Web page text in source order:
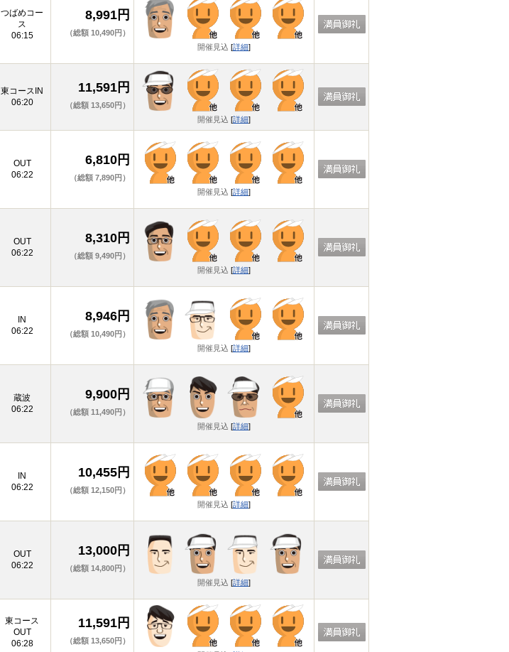
つばめコー
ス
06:15
8,991円
（総額 10,490円）
開催見込 [詳細]
東コースIN
06:20
11,591円
（総額 13,650円）
開催見込 [詳細]
OUT
06:22
6,810円
（総額 7,890円）
開催見込 [詳細]
OUT
06:22
8,310円
（総額 9,490円）
開催見込 [詳細]
IN
06:22
8,946円
（総額 10,490円）
開催見込 [詳細]
蔵波
06:22
9,900円
（総額 11,490円）
開催見込 [詳細]
IN
06:22
10,455円
（総額 12,150円）
開催見込 [詳細]
OUT
06:22
13,000円
（総額 14,800円）
開催見込 [詳細]
東コース
OUT
06:28
11,591円
（総額 13,650円）